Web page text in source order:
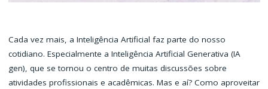
Cada vez mais, a Inteligência Artificial faz parte do nosso
cotidiano. Especialmente a Inteligência Artificial Generativa (IA
gen), que se tornou o centro de muitas discussões sobre
atividades profissionais e acadêmicas. Mas e aí? Como aproveitar